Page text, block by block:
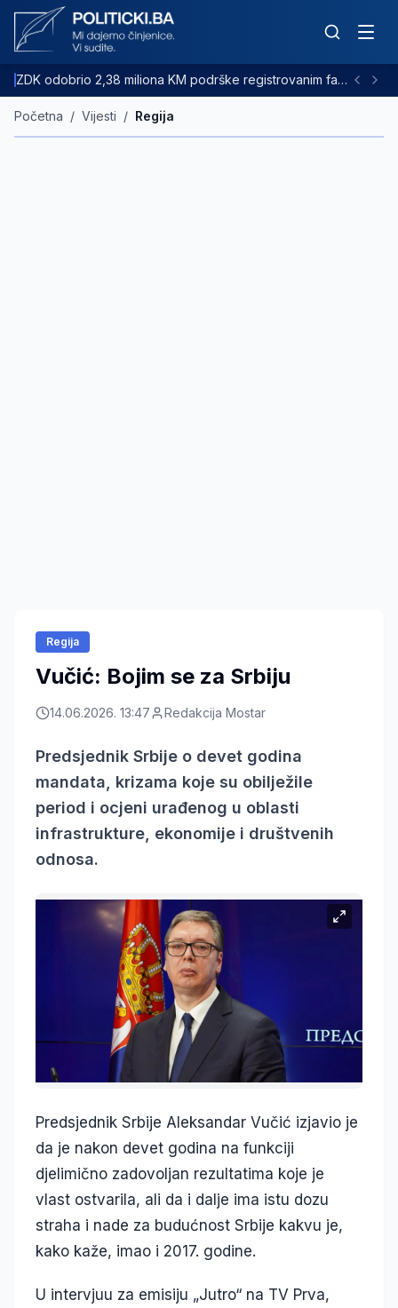
ZDK odobrio 2,38 miliona KM podrške registrovanim farmama goveda
Početna / Vijesti / Regija
Regija
Vučić: Bojim se za Srbiju
14.06.2026. 13:47 Redakcija Mostar
Predsjednik Srbije o devet godina
mandata, krizama koje su obilježile
period i ocjeni urađenog u oblasti
infrastrukture, ekonomije i društvenih
odnosa.
Predsjednik Srbije Aleksandar Vučić izjavio je
da je nakon devet godina na funkciji
djelimično zadovoljan rezultatima koje je
vlast ostvarila, ali da i dalje ima istu dozu
straha i nade za budućnost Srbije kakvu je,
kako kaže, imao i 2017. godine.
U intervjuu za emisiju „Jutro“ na TV Prva,